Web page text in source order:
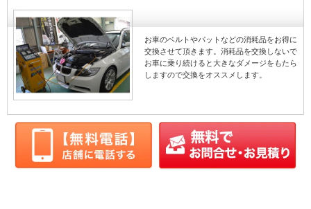
お車のベルトやパットなどの消耗品をお得に
交換させて頂きます。消耗品を交換しないで
お車に乗り続けると大きなダメージをもたら
しますので交換をオススメします。